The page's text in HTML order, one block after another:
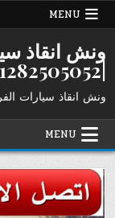
Skip
MENU
ونش انقاذ
|01282505052
ونش انقاذ سيارات الفرسان
MENU